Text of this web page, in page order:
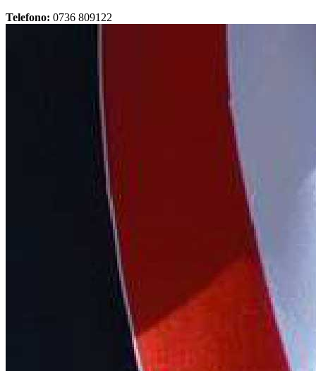
Telefono: 0736 809122